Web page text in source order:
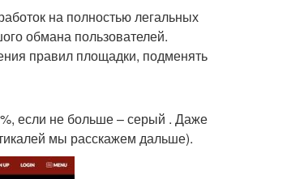
на полностью легальных
обмана пользователей.
правил площадки, подменять
если не больше – серый . Даже
мы расскажем дальше).